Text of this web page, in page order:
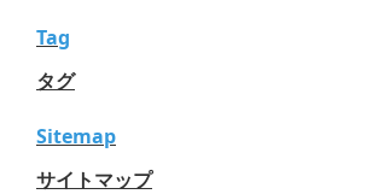
Tag
タグ
Sitemap
サイトマップ